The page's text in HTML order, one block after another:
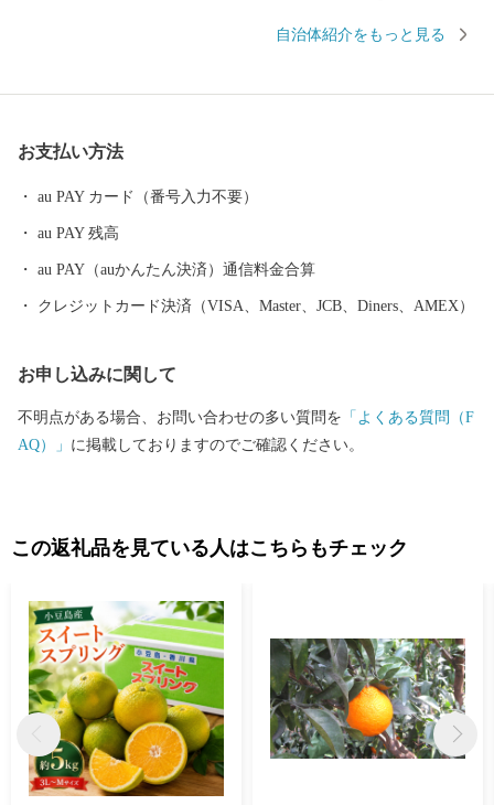
作「二十四の瞳」の平和の群像などの観光スポットが数多くあ
本一の生産量を誇る「ごま油」、小豆島産オリーブのしぼり果実
ょうどしま しまはも）」など、豊かな自然で育まれたおいしいも
のがいっぱい。 先人が築いた伝統的な行事や歴史的な景観を守
り、後世へと継承していくには、「ふるさとを大切にしたい」
まちづくりのテーマの各事業に対する貴重な財源として活用させ
自治体紹介をもっと見る
お支払い方法
au PAY カード（番号入力不要）
au PAY 残高
au PAY（auかんたん決済）通信料金合算
クレジットカード決済（VISA、Master、JCB、Diners、AMEX）
お申し込みに関して
不明点がある場合、お問い合わせの多い質問を 「よくある質問（F
AQ）」 に掲載しておりますのでご確認ください。
この返礼品を見ている人はこちらもチェック